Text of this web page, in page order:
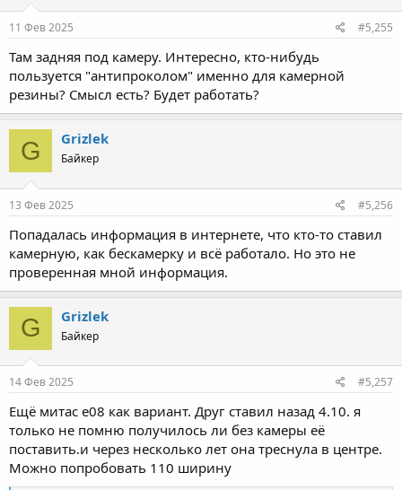
n
s
11 Фев 2025 #5,255
Там задняя под камеру. Интересно, кто-нибудь
пользуется "антипроколом" именно для камерной
резины? Смысл есть? Будет работать?
G Grizlek
Байкер
13 Фев 2025 #5,256
Попадалась информация в интернете, что кто-то ставил
камерную, как бескамерку и всё работало. Но это не
проверенная мной информация.
G Grizlek
Байкер
14 Фев 2025 #5,257
Ещё митас e08 как вариант. Друг ставил назад 4.10. я
только не помню получилось ли без камеры её
поставить.и через несколько лет она треснула в центре.
Можно попробовать 110 ширину